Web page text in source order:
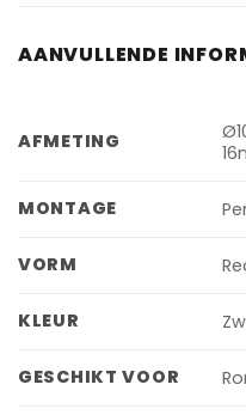
AANVULLENDE
AFMETING
MONTAGE
VORM
KLEUR
GESCHIKT VOOR